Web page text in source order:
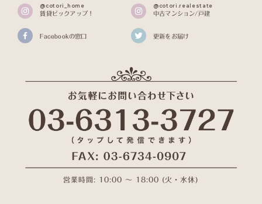
@cotori_home
賃貸ピックアップ！
@cotori.realestate
中古マンション/戸建
Facebookの窓口 更新をお届け
営業時間: 10:00 〜 18:00 (火・水休)